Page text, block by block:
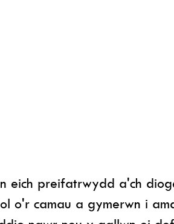
preifatrwydd a'ch
o'r camau a gymerwn i